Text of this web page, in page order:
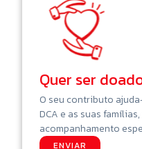
Quer ser
O seu contributo
DCA e as suas
acompanhamento
ENVIAR